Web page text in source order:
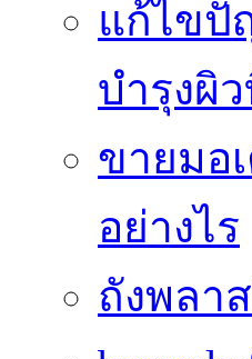
แก้ไขปั
บำรุงผิ
ขายมอ
อย่างไร
ถังพลา